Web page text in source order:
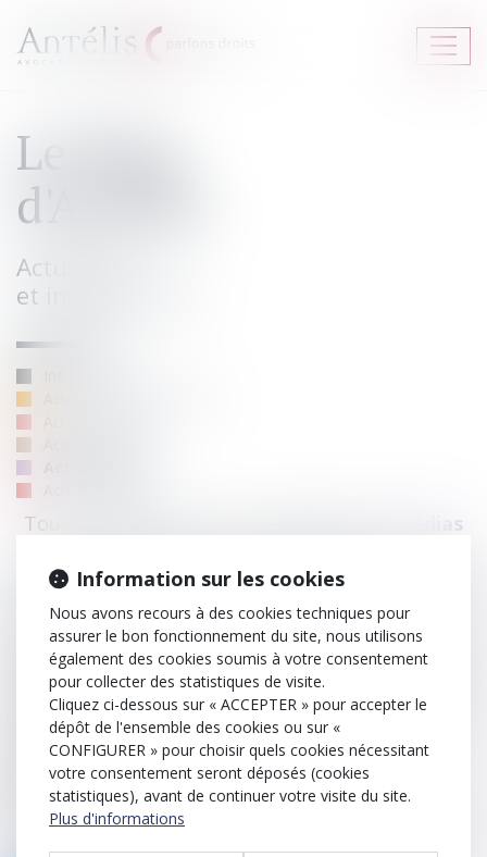
Ouvrir
Le Blog
d'Antélis
Actualités
et informations.
Tous les articles pour la compétence > Médias
TRANSMISSION D’ENTREPRISE
Transmettre une entreprise est une opération à plusieurs
dimensions, souvent inédite pour le vendeur. Outre la dimension
financière et juridique, elle recouvre une dimension humaine
avec des employés, des clients et des fournisseurs, qui assurent
l’esprit et la pérennité de l’entreprise. Pour faciliter la
transmission, il est essentiel de la préparer bien longtemps à
l’avance.
Information sur les cookies
Nous avons recours à des cookies techniques pour
assurer le bon fonctionnement du site, nous utilisons
également des cookies soumis à votre consentement
pour collecter des statistiques de visite.
Cliquez ci-dessous sur « ACCEPTER » pour accepter le
dépôt de l'ensemble des cookies ou sur «
CONFIGURER » pour choisir quels cookies nécessitant
votre consentement seront déposés (cookies
statistiques), avant de continuer votre visite du site.
Plus d'informations